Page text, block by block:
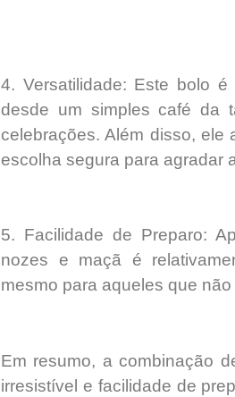
4. Versatilidade: Este bolo é
desde um simples café da
celebrações. Além disso, ele
escolha segura para agradar
5. Facilidade de Preparo:
nozes e maçã é
mesmo para aqueles que
Em resumo, a combinação
irresistível e facilidade de